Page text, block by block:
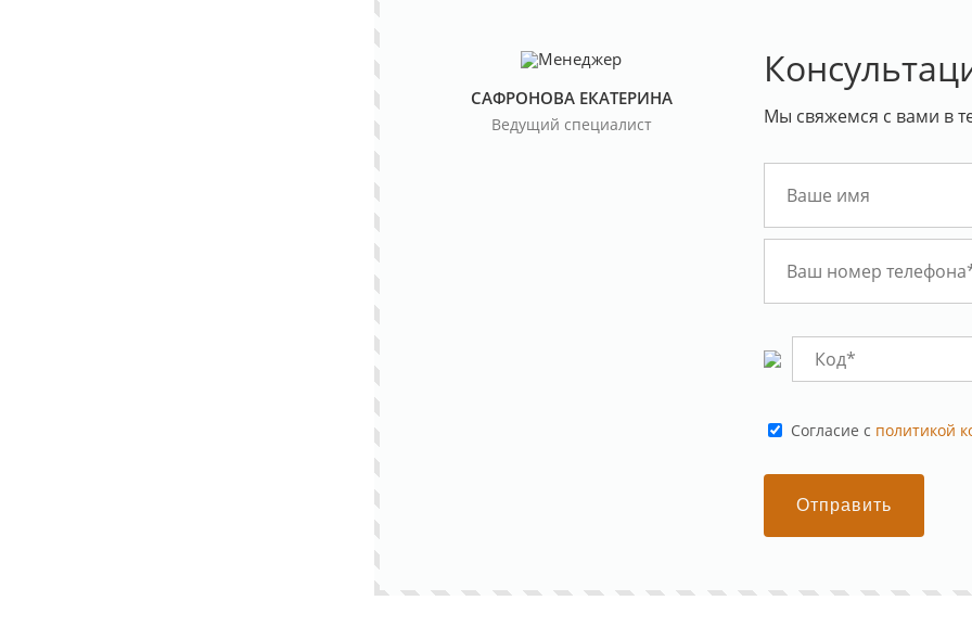
САФРОНОВА ЕКАТЕРИНА
Ведущий специалист Мы свяжемся с вами в
Cогласие с политикой
Отправить